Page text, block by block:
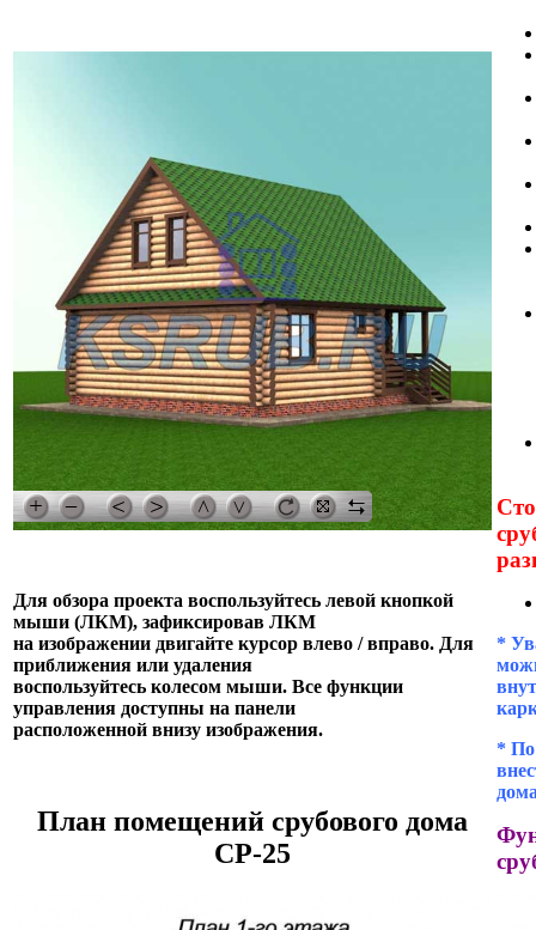
Для обзора проекта воспользуйтесь левой кнопкой
мыши (ЛКМ), зафиксировав ЛКМ
на изображении двигайте курсор влево / вправо. Для
приближения или удаления
воспользуйтесь колесом мыши. Все функции
управления доступны на панели
расположенной внизу изображения.
План помещений срубового дома
СР-25
*
*